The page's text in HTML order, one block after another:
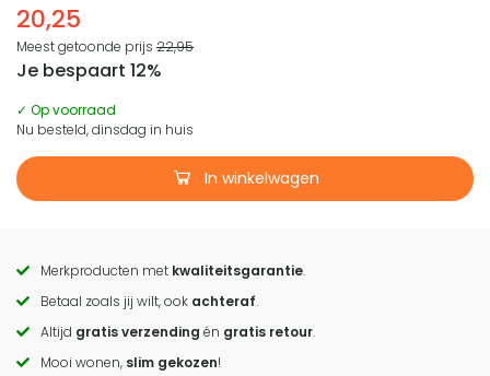
20,25
Meest getoonde prijs 22,95
Je bespaart 12%
✓ Op voorraad
Nu besteld, dinsdag in huis
In winkelwagen
Call
to
actions
Merkproducten met kwaliteitsgarantie.
Betaal zoals jij wilt, ook achteraf.
Altijd gratis verzending én gratis retour.
Mooi wonen, slim gekozen!